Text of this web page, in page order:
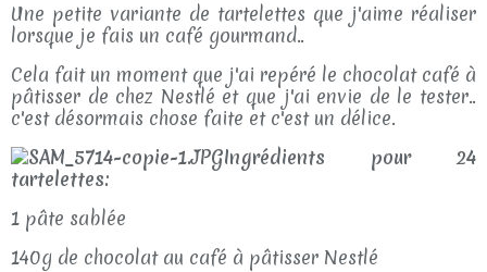
Une petite variante de tartelettes que j'aime réaliser
lorsque je fais un café gourmand..
Cela fait un moment que j'ai repéré le chocolat café à
pâtisser de chez Nestlé et que j'ai envie de le tester..
c'est désormais chose faite et c'est un délice.
Ingrédients pour 24
tartelettes:
1 pâte sablée
140g de chocolat au café à pâtisser Nestlé